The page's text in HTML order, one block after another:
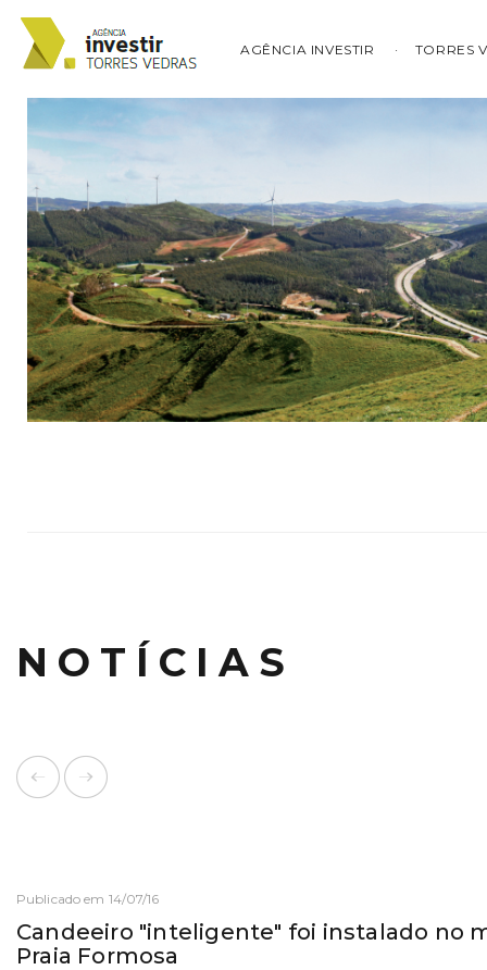
AGÊNCIA INVESTIR TORRES
NOTÍCIAS
Publicado em 14/07/16
Candeeiro "inteligente" foi instalado no
Praia Formosa